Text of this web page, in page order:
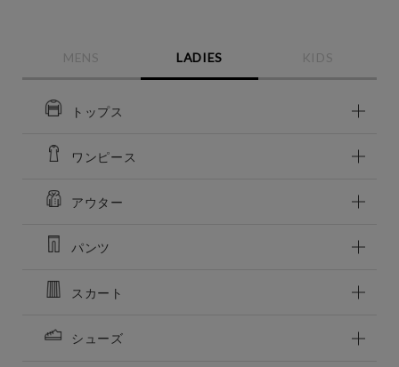
MENS LADIES KIDS
トップス
ワンピース
アウター
パンツ
スカート
シューズ